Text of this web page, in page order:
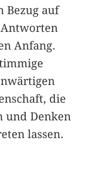
Bezug auf
Antworten
Anfang.
die
und Denken
lassen.